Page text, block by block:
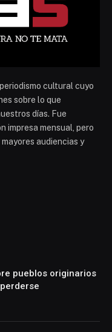
cultural cuyo
sobre lo que
días. Fue
impresa mensual, pero
audiencias y
pueblos originarios